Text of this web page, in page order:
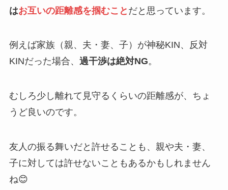
はお互いの距離感を掴むこと だと思っています。
例えば家族（親、夫・妻、子）が神秘KIN、反対
KINだった場合、 過干渉は絶対NG。
むしろ少し離れて見守るくらいの距離感が、ちょ
うど良いのです。
友人の振る舞いだと許せることも、親や夫・妻、
子に対しては許せないこともあるかもしれません
ね😊